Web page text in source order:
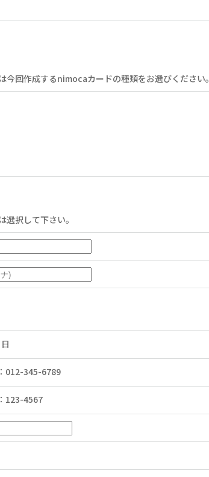
回作成するnimocaカードの種類をお選びください。
択して下さい。
012-345-6789
123-4567